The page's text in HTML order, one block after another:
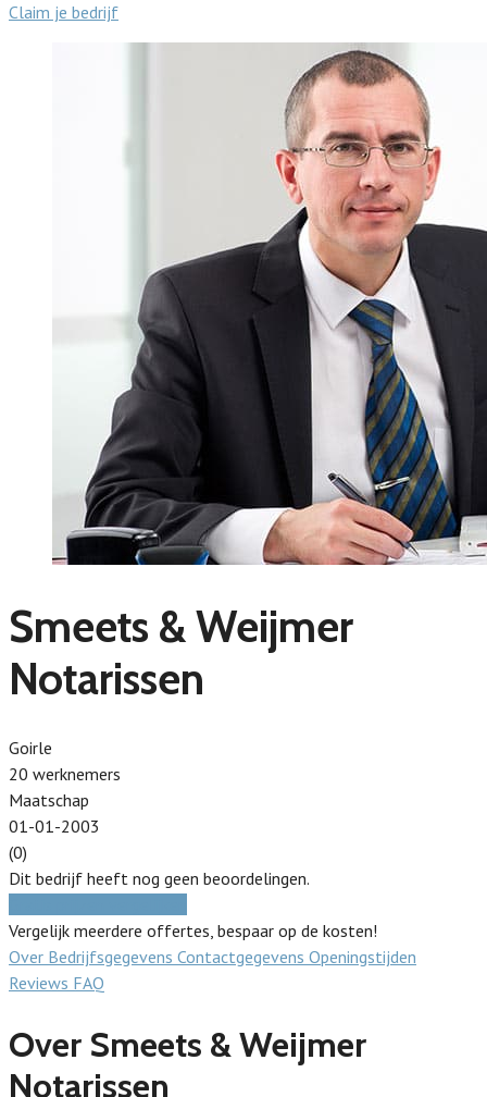
Claim je bedrijf
Smeets & Weijmer
Notarissen
Goirle
20 werknemers
Maatschap
01-01-2003
(0)
Dit bedrijf heeft nog geen beoordelingen.
Vergelijk meerdere offertes, bespaar op de kosten!
Over Bedrijfsgegevens Contactgegevens Openingstijden
Reviews FAQ
Over Smeets & Weijmer
Notarissen